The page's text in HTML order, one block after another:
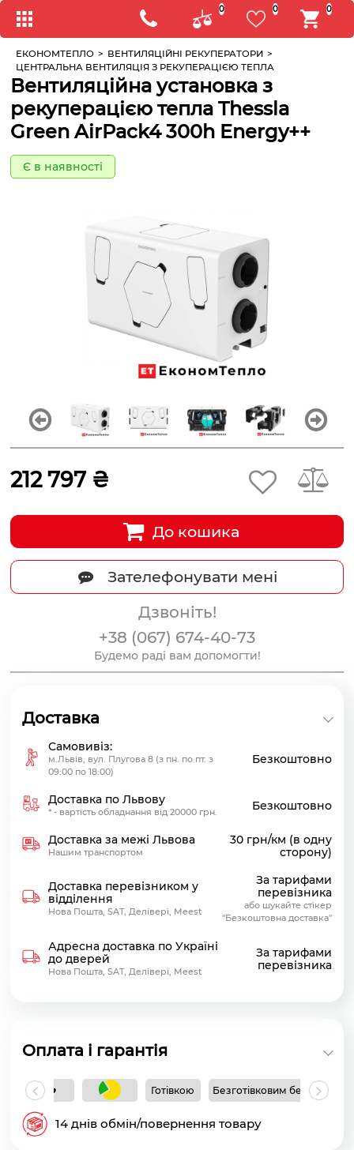
0 0 0
ЕКОНОМТЕПЛО > ВЕНТИЛЯЦІЙНІ РЕКУПЕРАТОРИ >
ЦЕНТРАЛЬНА ВЕНТИЛЯЦІЯ З РЕКУПЕРАЦІЄЮ ТЕПЛА
Вентиляційна установка з
рекуперацією тепла Thessla
Green AirPack4 300h Energy++
Є в наявності
212 797 ₴
До кошика
Зателефонувати мені
Дзвоніть!
+38 (067) 674-40-73
Будемо раді вам допомогти!
Доставка
Самовивіз:
м.Львів, вул. Плугова 8 (з пн. по пт. з
09:00 по 18:00)
Безкоштовно
Доставка по Львову
* - вартість обладнання від 20000 грн. Безкоштовно
Доставка за межі Львова
Нашим транспортом
30 грн/км (в одну
сторону)
Доставка перевізником у
відділення
Нова Пошта, SAT, Делівері, Meest
За тарифами
перевізника
або шукайте стікер
"Безкоштовна доставка"
Адресна доставка по Україні
до дверей
Нова Пошта, SAT, Делівері, Meest
За тарифами
перевізника
Оплата і гарантія
Готівкою Безготівковим без ПДВ
14 днів обмін/повернення товару